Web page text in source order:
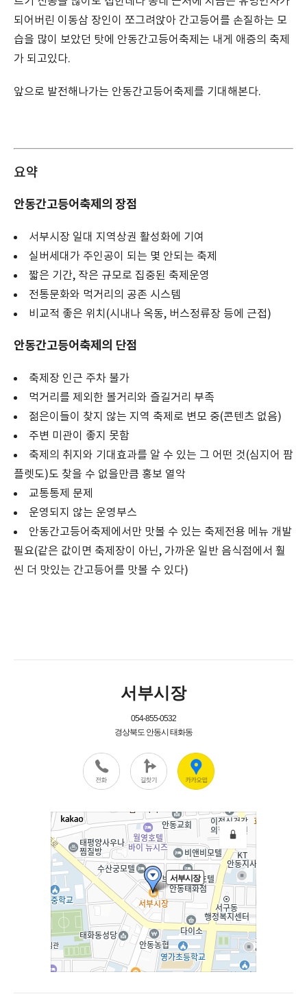
되어버린 이동삼 장인이 쪼그려앉아 간고등어를 손질하는 모
습을 많이 보았던 탓에 안동간고등어축제는 내게 애증의 축제
가 되고있다.
앞으로 발전해나가는 안동간고등어축제를 기대해본다.
요약
안동간고등어축제의 장점
서부시장 일대 지역상권 활성화에 기여
실버세대가 주인공이 되는 몇 안되는 축제
짧은 기간, 작은 규모로 집중된 축제운영
전통문화와 먹거리의 공존 시스템
비교적 좋은 위치(시내나 옥동, 버스정류장 등에 근접)
안동간고등어축제의 단점
축제장 인근 주차 불가
먹거리를 제외한 볼거리와 즐길거리 부족
젊은이들이 찾지 않는 지역 축제로 변모 중(콘텐츠 없음)
주변 미관이 좋지 못함
축제의 취지와 기대효과를 알 수 있는 그 어떤 것(심지어 팜
플렛도)도 찾을 수 없을만큼 홍보 열악
교통통제 문제
운영되지 않는 운영부스
안동간고등어축제에서만 맛볼 수 있는 축제전용 메뉴 개발
필요(같은 값이면 축제장이 아닌, 가까운 일반 음식점에서 훨
씬 더 맛있는 간고등어를 맛볼 수 있다)